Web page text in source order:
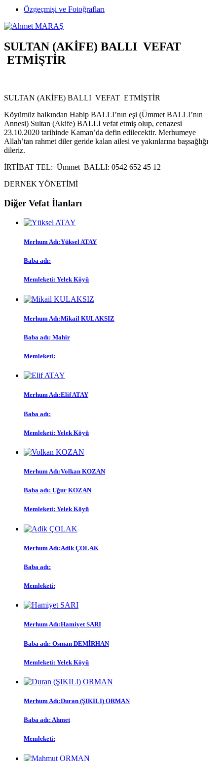
Özgeçmişi ve Fotoğrafları
SULTAN (AKİFE) BALLI VEFAT
ETMİŞTİR
SULTAN (AKİFE) BALLI VEFAT ETMİŞTİR
Köyümüz halkından Habip BALLI’nın eşi (Ümmet BALLI’nın
Annesi) Sultan (Akife) BALLI vefat etmiş olup, cenazesi
23.10.2020 tarihinde Kaman’da defin edilecektir. Merhumeye
Allah’tan rahmet diler geride kalan ailesi ve yakınlarına başsağlığı
dileriz.
İRTİBAT TEL: Ümmet BALLI: 0542 652 45 12
DERNEK YÖNETİMİ
Diğer Vefat İlanları
Merhum Adı:Yüksel ATAY
Baba adı:
Memleketi: Yelek Köyü
Merhum Adı:Mikail KULAKSIZ
Baba adı: Mahir
Memleketi:
Merhum Adı:Elif ATAY
Baba adı:
Memleketi: Yelek Köyü
Merhum Adı:Volkan KOZAN
Baba adı: Uğur KOZAN
Memleketi: Yelek Köyü
Merhum Adı:Adik ÇOLAK
Baba adı:
Memleketi:
Merhum Adı:Hamiyet SARI
Baba adı: Osman DEMİRHAN
Memleketi: Yelek Köyü
Merhum Adı:Duran (ŞIKILI) ORMAN
Baba adı: Ahmet
Memleketi: